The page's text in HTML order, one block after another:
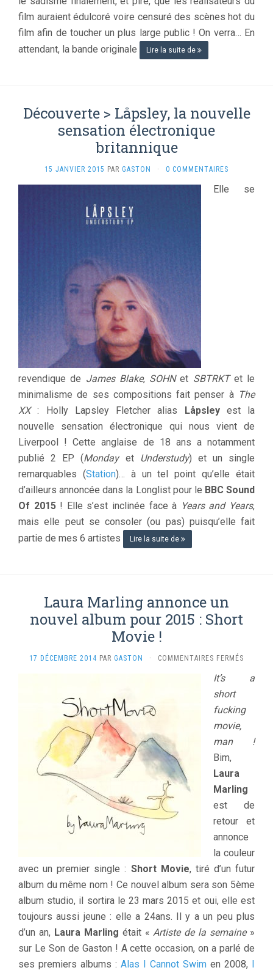
film auraient édulcoré voire censuré des scènes hot du
film afin de toucher un plus large public ! On verra… En
attendant, la bande originale
Lire la suite de
Découverte > Låpsley, la nouvelle
sensation électronique
britannique
15 JANVIER 2015 PAR GASTON · 0 COMMENTAIRES
Elle se
revendique de James Blake, SOHNet SBTRKTet le
minimalisme de ses compositions fait penser à The
XX: Holly Lapsley Fletcher alias Låpsleyest la
nouvelle sensation électronique qui nous vient de
Liverpool ! Cette anglaise de 18 ans a notamment
publié 2 EP (Mondayet Understudy) et un single
remarquables (Station)… à un tel point qu’elle était
d’ailleurs annoncée dans la Longlist pour le BBC Sound
Of 2015! Elle s’est inclinée face à Years and Years,
mais elle peut se consoler (ou pas) puisqu’elle fait
partie de mes 6 artistes
Lire la suite de
Laura Marling annonce un
nouvel album pour 2015 : Short
Movie !
17 DÉCEMBRE 2014 PAR GASTON · COMMENTAIRES FERMÉS
NOUVEL
POUR
!
It’s a
short
fucking
movie,
man !
Bim,
Laura
Marling
est de
retour et
annonce
la couleur
avec un premier single : Short Movie, tiré d’un futur
album du même nom ! Ce nouvel album sera son 5ème
album studio, il sortira le 23 mars 2015 et oui, elle est
toujours aussi jeune : elle a 24ans. Il y a un peu plus
d’un an, Laura Marling était « Artiste de la semaine»
sur Le Son de Gaston ! A cette occasion, on a parlé de
ses premiers albums : Alas I Cannot Swim en 2008, I